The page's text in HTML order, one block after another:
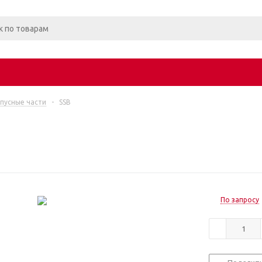
части - SSB
По запросу